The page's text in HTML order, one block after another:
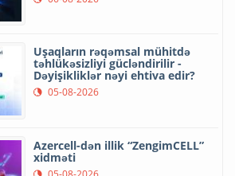
Uşaqların rəqəmsal mühitdə
təhlükəsizliyi gücləndirilir -
Dəyişikliklər nəyi ehtiva edir?
05-08-2026
Azercell-dən illik “ZengimCELL”
xidməti